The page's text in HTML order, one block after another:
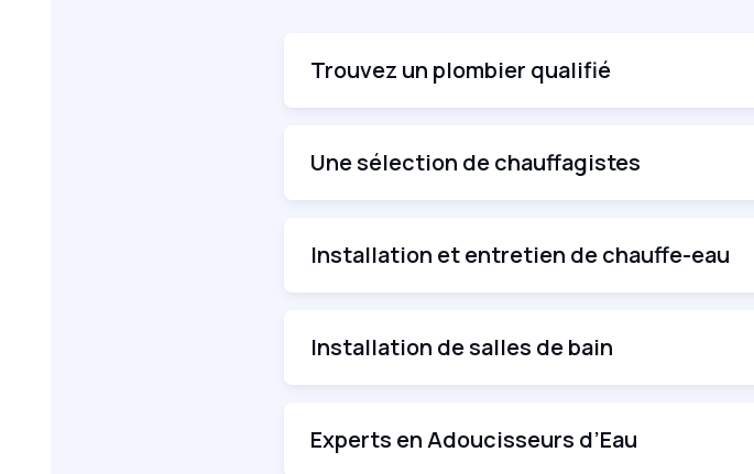
Trouvez un plombier qualifié
Une sélection de chauffagistes
Installation et entretien de chauffe-eau
Installation de salles de bain
Experts en Adoucisseurs d’Eau